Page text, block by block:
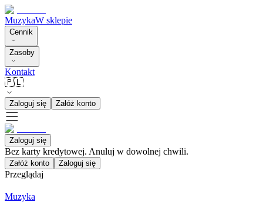
MuzykaW sklepie
Cennik
Zasoby
Kontakt
🇵🇱
Zaloguj się Załóż konto
Zaloguj się
Bez karty kredytowej. Anuluj w dowolnej chwili.
Załóż konto Zaloguj się
Przeglądaj
Muzyka